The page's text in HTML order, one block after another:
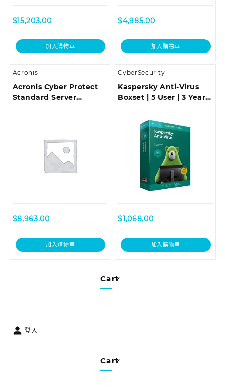
Cart
$15,203.00
加入購物車
$4,985.00
加入購物車
Acronis
Acronis Cyber Protect
Standard Server
$8,963.00
加入購物車
CyberSecurity
Kaspersky Anti-Virus
Boxset | 5 User | 3 Years
$1,068.00
加入購物車
登入
Cart